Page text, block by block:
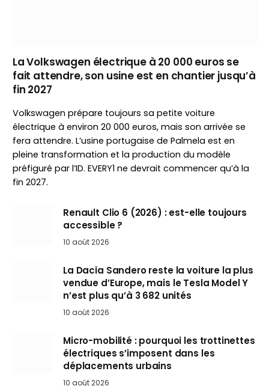
La Volkswagen électrique à 20 000 euros se
fait attendre, son usine est en chantier jusqu’à
fin 2027
Volkswagen prépare toujours sa petite voiture
électrique à environ 20 000 euros, mais son arrivée se
fera attendre. L’usine portugaise de Palmela est en
pleine transformation et la production du modèle
préfiguré par l’ID. EVERY1 ne devrait commencer qu’à la
fin 2027.
Renault Clio 6 (2026) : est-elle toujours
accessible ?
10 août 2026
La Dacia Sandero reste la voiture la plus
vendue d’Europe, mais le Tesla Model Y
n’est plus qu’à 3 682 unités
10 août 2026
Micro-mobilité : pourquoi les trottinettes
électriques s’imposent dans les
déplacements urbains
10 août 2026